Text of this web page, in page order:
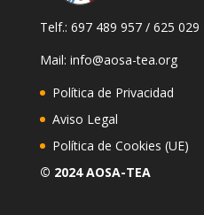
Telf.: 697 489 957 / 625
Mail: info@aosa-tea.org
Política de Privacidad
Aviso Legal
Política de Cookies (UE)
© 2024 AOSA-TEA